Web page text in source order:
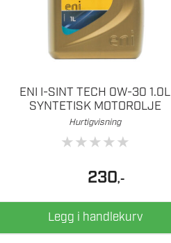
ENI I-SINT TECH 0W-30 1.0L
SYNTETISK MOTOROLJE
Hurtigvisning
★★★★★
230,-
Legg i handlekurv